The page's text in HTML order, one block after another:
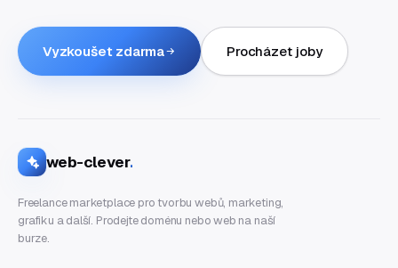
Vyzkoušet zdarma Procházet joby
web-clever.
Freelance marketplace pro tvorbu webů, marketing,
grafiku a další. Prodejte doménu nebo web na naší
burze.